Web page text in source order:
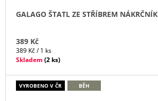
GALAGO ŠTATL ZE STŘÍBREM NÁKRČNÍK
389 Kč
Měrná
cena:
389 Kč / 1 ks
Skladem (2 ks)
VYROBENO V ČR BĚH